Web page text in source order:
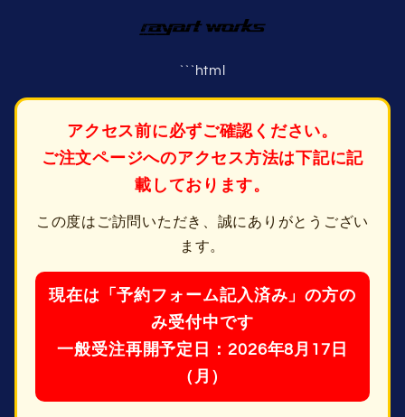
```html
アクセス前に必ずご確認ください。
ご注文ページへのアクセス方法は下記に記
載しております。
この度はご訪問いただき、誠にありがとうござい
ます。
現在は「予約フォーム記入済み」の方の
み受付中です
一般受注再開予定日：2026年8月17日
（月）